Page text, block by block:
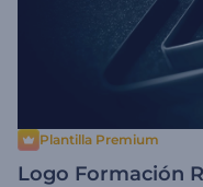
Plantilla Premium
Logo Formación